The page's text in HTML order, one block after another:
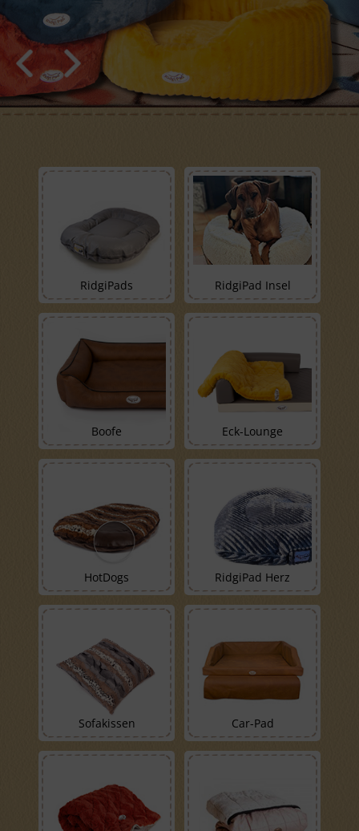
RidgiPads RidgiPad Insel
Boofe Eck-Lounge
HotDogs RidgiPad Herz
Sofakissen Car-Pad